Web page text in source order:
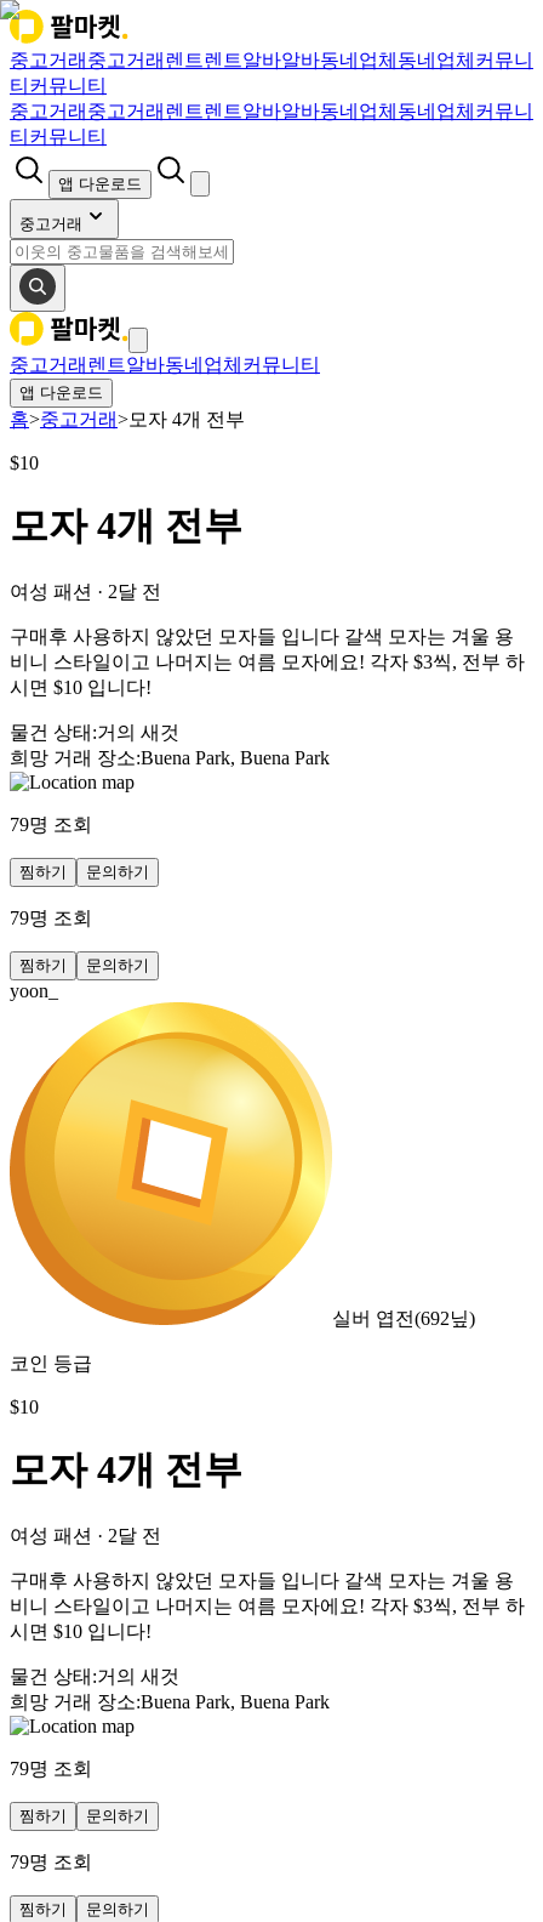
중고거래 중고거래 렌트렌트알바알바동네업체 동네업체 커뮤니
티 커뮤니티
중고거래 중고거래 렌트렌트알바알바동네업체 동네업체 커뮤니
티 커뮤니티
앱 다운로드
중고거래
중고거래 렌트알바동네업체 커뮤니티
앱 다운로드
홈>중고거래>모자 4개 전부
$10
모자 4개 전부
여성 패션 · 2달 전
구매후 사용하지 않았던 모자들 입니다 갈색 모자는 겨울 용
비니 스타일이고 나머지는 여름 모자에요! 각자 $3씩, 전부 하
시면 $10 입니다!
물건 상태 :거의 새것
희망 거래 장소:Buena Park, Buena Park
79명 조회
찜하기 문의하기
79명 조회
찜하기 문의하기
yoon_
실버 엽전(692닢)
코인 등급
$10
모자 4개 전부
여성 패션 · 2달 전
구매후 사용하지 않았던 모자들 입니다 갈색 모자는 겨울 용
비니 스타일이고 나머지는 여름 모자에요! 각자 $3씩, 전부 하
시면 $10 입니다!
물건 상태 :거의 새것
희망 거래 장소:Buena Park, Buena Park
79명 조회
찜하기 문의하기
79명 조회
찜하기 문의하기